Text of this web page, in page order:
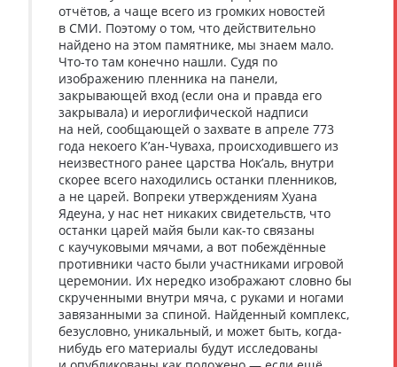
отчётов, а чаще всего из громких новостей
в СМИ. Поэтому о том, что действительно
найдено на этом памятнике, мы знаем мало.
Что-то там конечно нашли. Судя по
изображению пленника на панели,
закрывающей вход (если она и правда его
закрывала) и иероглифической надписи
на ней, сообщающей о захвате в апреле 773
года некоего К’ан-Чуваха, происходившего из
неизвестного ранее царства Нок’аль, внутри
скорее всего находились останки пленников,
а не царей. Вопреки утверждениям Хуана
Ядеуна, у нас нет никаких свидетельств, что
останки царей майя были как-то связаны
с каучуковыми мячами, а вот побеждённые
противники часто были участниками игровой
церемонии. Их нередко изображают словно бы
скрученными внутри мяча, с руками и ногами
завязанными за спиной. Найденный комплекс,
безусловно, уникальный, и может быть, когда-
нибудь его материалы будут исследованы